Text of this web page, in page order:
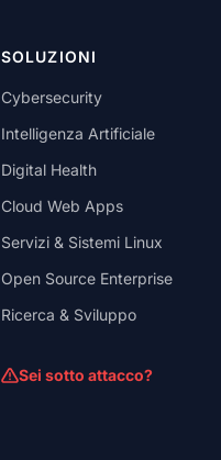
SOLUZIONI
Cybersecurity
Intelligenza Artificiale
Digital Health
Cloud Web Apps
Servizi & Sistemi Linux
Open Source Enterprise
Ricerca & Sviluppo
Sei sotto attacco?